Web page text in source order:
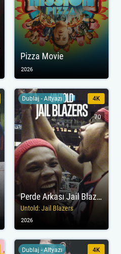
Pizza Movie
2026
Perde Arkası Jail Blazers
Untold: Jail Blazers
Dublaj - Altyazı 4K
70
2026
Dublaj - Altyazı 4K